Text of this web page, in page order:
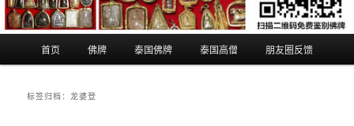
首页 佛牌 泰国佛牌 泰国高僧 朋友圈反馈
标签归档：龙婆登